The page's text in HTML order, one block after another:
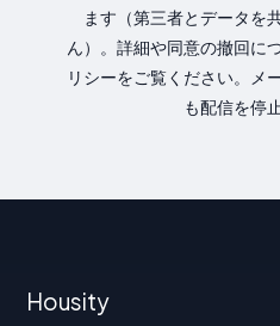
ます（第三者とデータを
ん）。詳細や同意の撤回に
リシーをご覧ください。メ
も配信を停
Housity